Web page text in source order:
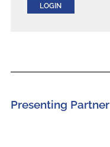
LOGIN
Presenting Partner